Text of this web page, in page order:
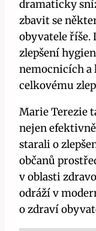
dramaticky
zbavit se
obyvatele říše.
zlepšení
nemocnicích a
celkovému
Marie Terezie
nejen
starali o
občanů
v oblasti
odráží v
o zdraví